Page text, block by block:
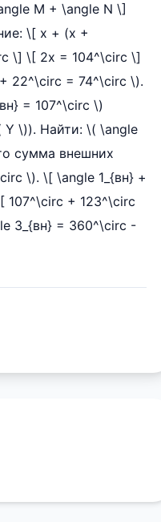
M + \angle N \]
\[ x + (x +
\] \[ 2x = 104^\circ \]
22^\circ = 74^\circ \).
= 107^\circ \)
Y \)). Найти: \( \angle
сумма внешних
\). \[ \angle 1_{вн} +
107^\circ + 123^\circ
3_{вн} = 360^\circ -